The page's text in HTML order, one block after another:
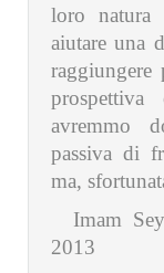
loro natura
aiutare una
raggiungere
avremmo
passiva di
ma,
Imam
2013